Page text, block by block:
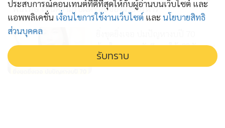
พ้นโทษ เป็นความรับผิดชอบของฝ่ายบริหาร
ข้องใจกระจุกตัวอีสานใต้ 'ศิริกัญญา'
ไม่สบอารมณ์
ประสบการณ์คอนเทนต์ที่ดีที่สุดให้กับผู้อ่านบนเว็บไซต์ และ
แอพพลิเคชั่น เงื่อนไขการใช้งานเว็บไซต์ และ นโยบายสิทธิ
ส่วนบุคคล
รับทราบ